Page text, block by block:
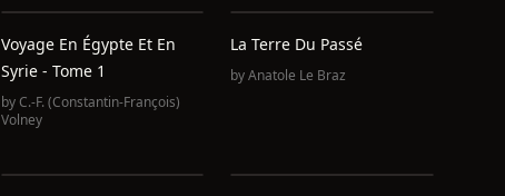
Voyage En Égypte Et En
Syrie - Tome 1
byC.-F. (Constantin-François)
Volney
La Terre Du Passé
byAnatole Le Braz